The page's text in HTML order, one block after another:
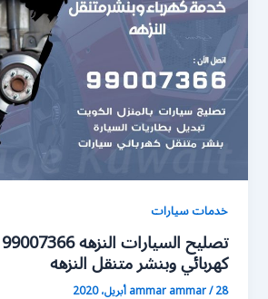
خدمات سيارات
كهربائي وبنشر متنقل النزهه
ammar ammar/28 أبريل، 2020